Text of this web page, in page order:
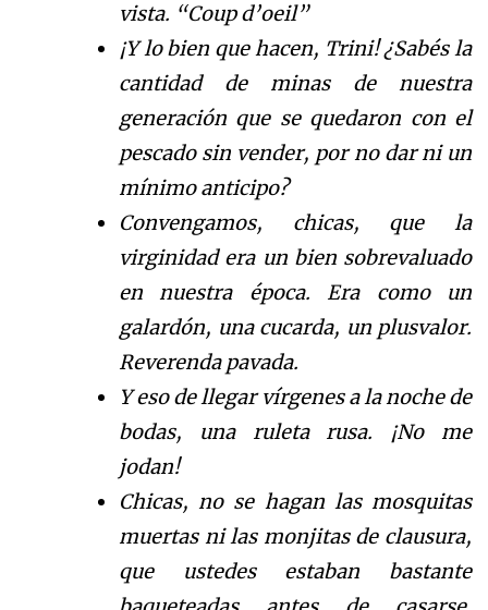
vista. “Coup d’oeil”
¡Y lo bien que hacen, Trini! ¿Sabés la
cantidad de minas de nuestra
generación que se quedaron con el
pescado sin vender, por no dar ni un
mínimo anticipo?
Convengamos, chicas, que la
virginidad era un bien sobrevaluado
en nuestra época. Era como un
galardón, una cucarda, un plusvalor.
Reverenda pavada.
Y eso de llegar vírgenes a la noche de
bodas, una ruleta rusa. ¡No me
jodan!
Chicas, no se hagan las mosquitas
muertas ni las monjitas de clausura,
que ustedes estaban bastante